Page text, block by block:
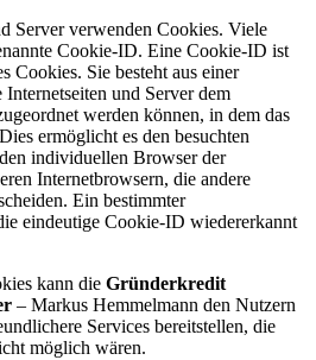
Server verwenden Cookies. Viele
Cookie-ID. Eine Cookie-ID ist
Cookies. Sie besteht aus einer
und Server dem
werden können, in dem das
ermöglicht es den besuchten
individuellen Browser der
Internetbrowsern, die andere
Ein bestimmter
eindeutige Cookie-ID wiedererkannt
kann die Gründerkredit
– Markus Hemmelmann den Nutzern
Services bereitstellen, die
möglich wären.